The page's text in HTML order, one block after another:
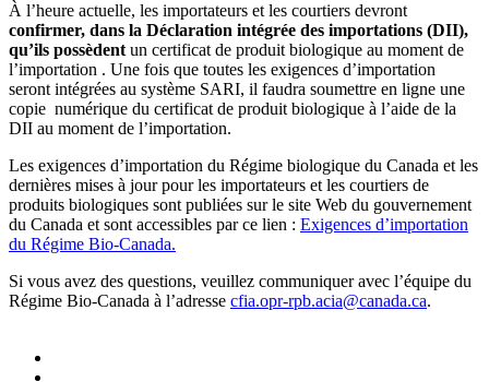
À l’heure actuelle, les importateurs et les courtiers devront
confirmer, dans la Déclaration intégrée des importations (DII),
qu’ils possèdentun certificat de produit biologique au moment de
l’importation . Une fois que toutes les exigences d’importation
seront intégrées au système SARI, il faudra soumettre en ligne une
copie numérique du certificat de produit biologique à l’aide de la
DII au moment de l’importation.
Les exigences d’importation du Régime biologique du Canada et les
dernières mises à jour pour les importateurs et les courtiers de
produits biologiques sont publiées sur le site Web du gouvernement
du Canada et sont accessibles par ce lien : Exigences d’importation
du Régime Bio-Canada.
Si vous avez des questions, veuillez communiquer avec l’équipe du
Régime Bio-Canada à l’adresse cfia.opr-rpb.acia@canada.ca.